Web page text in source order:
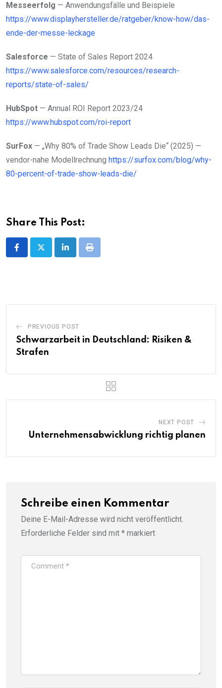
Messeerfolg — Anwendungsfälle und Beispiele
https://www.displayhersteller.de/ratgeber/know-how/das-
ende-der-messe-leckage
Salesforce — State of Sales Report 2024
https://www.salesforce.com/resources/research-
reports/state-of-sales/
HubSpot — Annual ROI Report 2023/24
https://www.hubspot.com/roi-report
SurFox — „Why 80% of Trade Show Leads Die“ (2025) —
vendor-nahe Modellrechnung https://surfox.com/blog/why-
80-percent-of-trade-show-leads-die/
Share This Post:
LinkedInPrint
PREVIOUS POST
Schwarzarbeit in Deutschland: Risiken &
Strafen
NEXT POST
Unternehmensabwicklung richtig planen
Schreibe einen Kommentar
Deine E-Mail-Adresse wird nicht veröffentlicht.
Erforderliche Felder sind mit * markiert